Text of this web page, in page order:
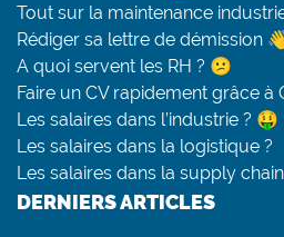
Tout sur la maintenance
Rédiger sa lettre de démission
A quoi servent les RH ? 😕
Faire un CV rapidement grâce à
Les salaires dans l’industrie ? 🤑
Les salaires dans la logistique ?
Les salaires dans la supply
DERNIERS ARTICLES